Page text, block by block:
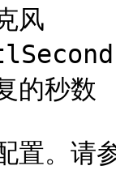
开
可恢
配置。